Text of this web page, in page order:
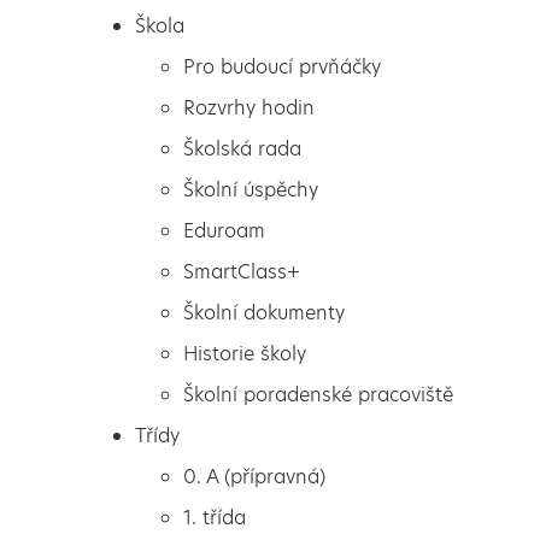
Pro budoucí prvňáčky
Rozvrhy hodin
Školská rada
Škola
Pro budoucí prvňáčky
Rozvrhy hodin
Školská rada
Školní úspěchy
Eduroam
SmartClass+
Školní dokumenty
Historie školy
Školní poradenské pracoviště
Třídy
0. A (přípravná)
1. třída
Turnaj v brännballu